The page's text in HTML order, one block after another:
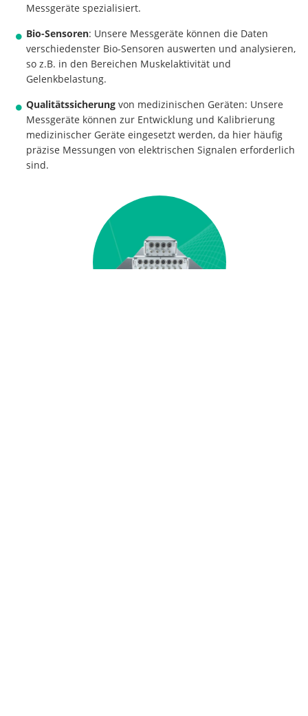
Messgeräte spezialisiert.
Bio-Sensoren: Unsere Messgeräte können die Daten
verschiedenster Bio-Sensoren auswerten und analysieren,
so z.B. in den Bereichen Muskelaktivität und
Gelenkbelastung.
Qualitätssicherung von medizinischen Geräten: Unsere
Messgeräte können zur Entwicklung und Kalibrierung
medizinischer Geräte eingesetzt werden, da hier häufig
präzise Messungen von elektrischen Signalen erforderlich
sind.